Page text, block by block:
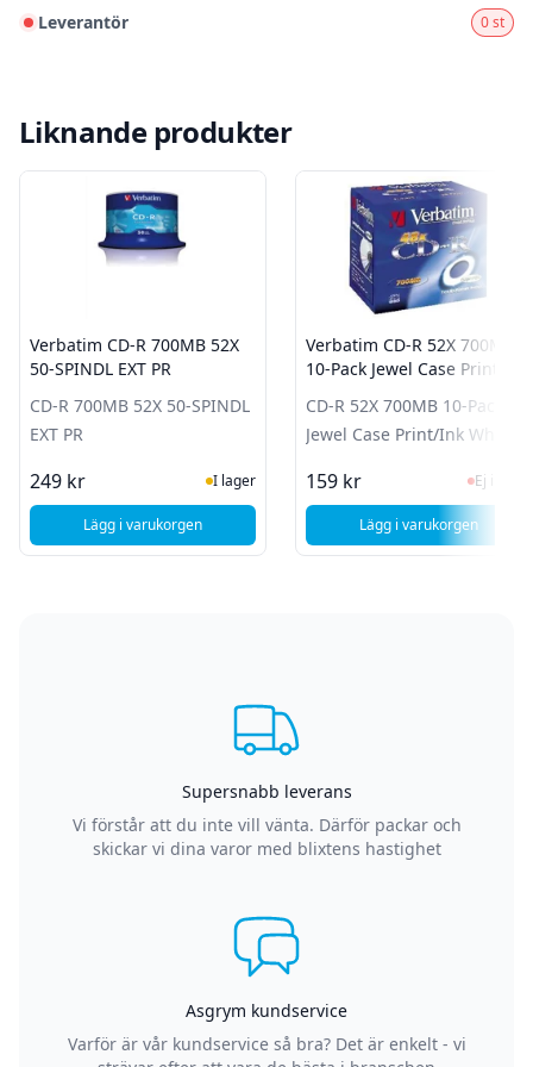
Leverantör 0 st
Liknande produkter
Verbatim CD-R 700MB 52X
50-SPINDL EXT PR
CD-R 700MB 52X 50-SPINDL
EXT PR
249 kr I Lager
I lager
Lägg i varukorgen, Verbatim CD-R 700MB 52X 50-SPINDL EXT PR
Verbatim CD-R 52X 700MB
10-Pack Jewel Case Print/Ink
CD-R 52X 700MB 10-Pack
Jewel Case Print/Ink White
159 kr Ej i
Ej i lager
Lägg i varukorgen
, Verbatim CD-R
Supersnabb leverans
Vi förstår att du inte vill vänta. Därför packar och
skickar vi dina varor med blixtens hastighet
Asgrym kundservice
Varför är vår kundservice så bra? Det är enkelt - vi